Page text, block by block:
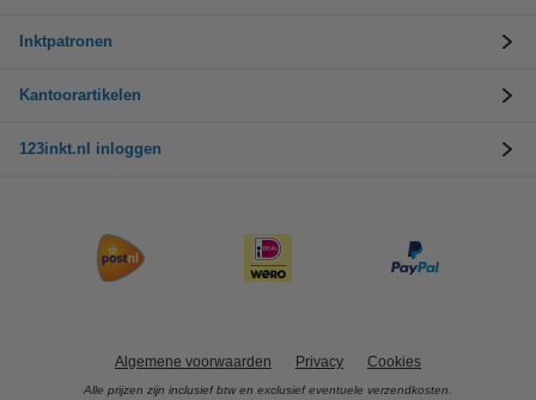
Inktpatronen
Kantoorartikelen
123inkt.nl inloggen
Algemene voorwaarden Privacy Cookies
Alle prijzen zijn inclusief btw en exclusief eventuele verzendkosten.